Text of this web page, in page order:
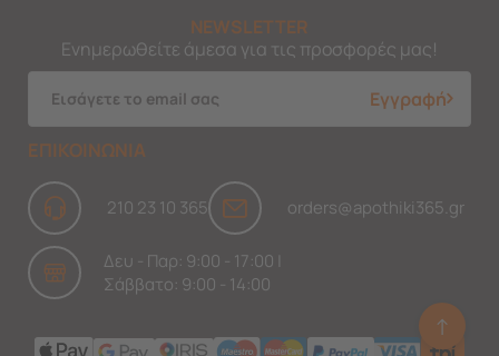
NEWSLETTER
Ενημερωθείτε άμεσα για τις προσφορές μας!
Εγγραφή
ΕΠΙΚΟΙΝΩΝΙΑ
210 23 10 365 orders@apothiki365.gr
Δευ - Παρ: 9:00 - 17:00 |
Σάββατο: 9:00 - 14:00
↑